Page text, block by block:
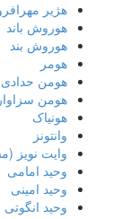
هژیر
هوروش باند
هوروش بند
هومر
هومن حدادی
هومن سزاوار
هونیاک
وانتونز
وایت نویز
وحید امامی
وحید امینی
وحید انگوتی